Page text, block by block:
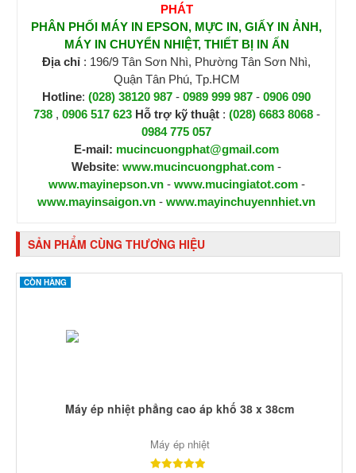
PHÁT
PHÂN PHỐI MÁY IN EPSON, MỰC IN, GIẤY IN ẢNH,
MÁY IN CHUYỂN NHIỆT, THIẾT BỊ IN ẤN
Địa chỉ : 196/9 Tân Sơn Nhì, Phường Tân Sơn Nhì,
Quận Tân Phú, Tp.HCM
Hotline: (028) 38120 987 - 0989 999 987 - 0906 090
738, 0906 517 623 Hỗ trợ kỹ thuật : (028) 6683 8068-
0984 775 057
E-mail: mucincuongphat@gmail.com
Website: www.mucincuongphat.com -
www.mayinepson.vn- www.mucingiatot.com-
www.mayinsaigon.vn - www.mayinchuyennhiet.vn
SẢN PHẨM CÙNG THƯƠNG HIỆU
CÒN HÀNG
Máy ép nhiệt phẳng cao áp khố 38 x 38cm
Máy ép nhiệt